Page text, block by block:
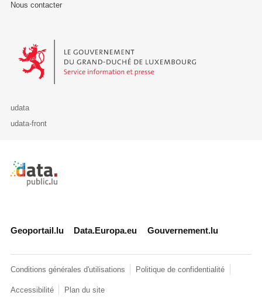
Nous contacter
Le Gouvernement du Grand-Duché de Luxembourg - Service
udata
udata-front
Retour à l'accueil de data.public.lu
Geoportail.lu Data.Europa.eu Gouvernement.lu
Conditions générales d'utilisations Politique de confidentialité
Accessibilité Plan du site